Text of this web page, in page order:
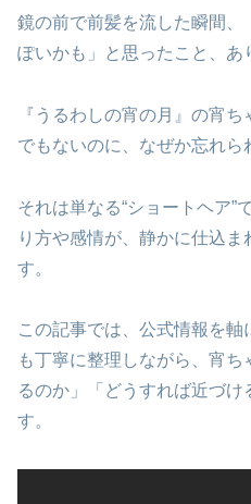
鏡の前で前髪を流した瞬間、
ぽいかも」と思ったこと、あ
『うるわしの宵の月』の宵
でもないのに、なぜか忘れら
それは単なる“ショートヘア”
り方や感情が、静かに仕込
す。
この記事では、公式情報を
も丁寧に整理しながら、宵ち
るのか」「どうすれば近づけ
す。